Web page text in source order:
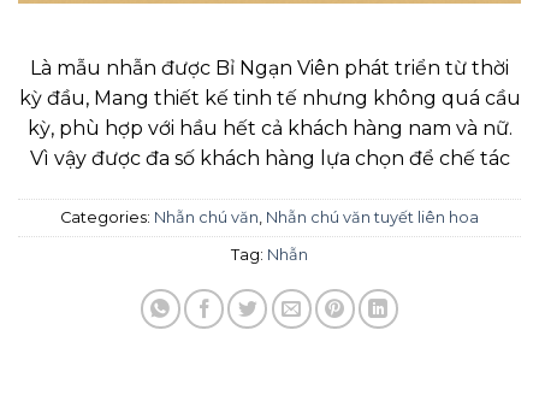
Là mẫu nhẫn được Bỉ Ngạn Viên phát triển từ thời
kỳ đầu, Mang thiết kế tinh tế nhưng không quá cầu
kỳ, phù hợp với hầu hết cả khách hàng nam và nữ.
Vì vậy được đa số khách hàng lựa chọn để chế tác
Categories: Nhẫn chú văn, Nhẫn chú văn tuyết liên hoa
Tag: Nhẫn